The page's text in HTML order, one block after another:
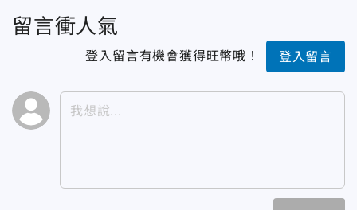
留言衝人氣
登入留言有機會獲得旺幣哦！ 登入留言